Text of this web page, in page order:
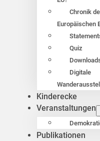
Chronik
Europäischen
Quiz
Digitale
Kinderecke
Veranstaltungen
Publikationen